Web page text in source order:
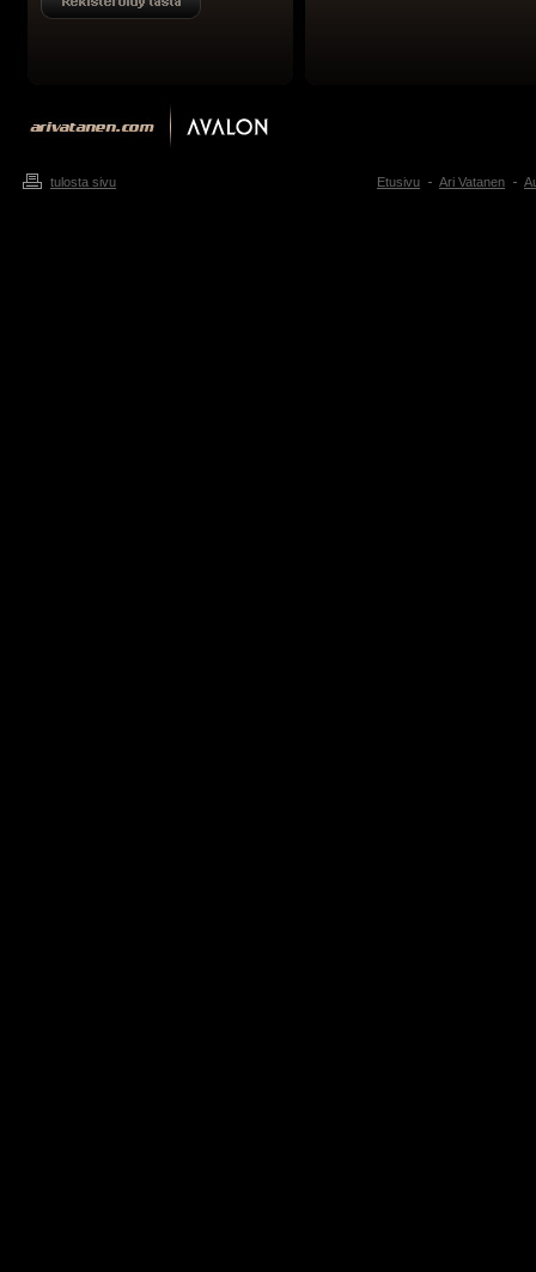
tulosta sivu Etusivu Ari Vatanen